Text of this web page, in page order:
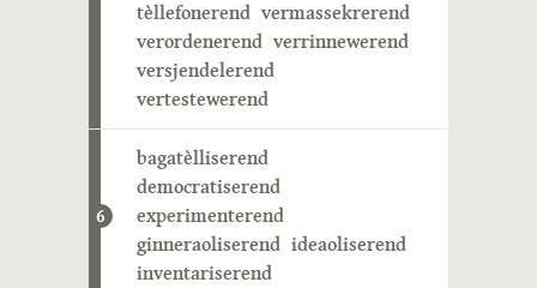
tèllefonerend vermassekrerend
verordenerend verrinnewerend
versjendelerend
vertestewerend
6
bagatèlliserend
democratiserend
experimenterend
ginneraoliserend ideaoliserend
inventariserend